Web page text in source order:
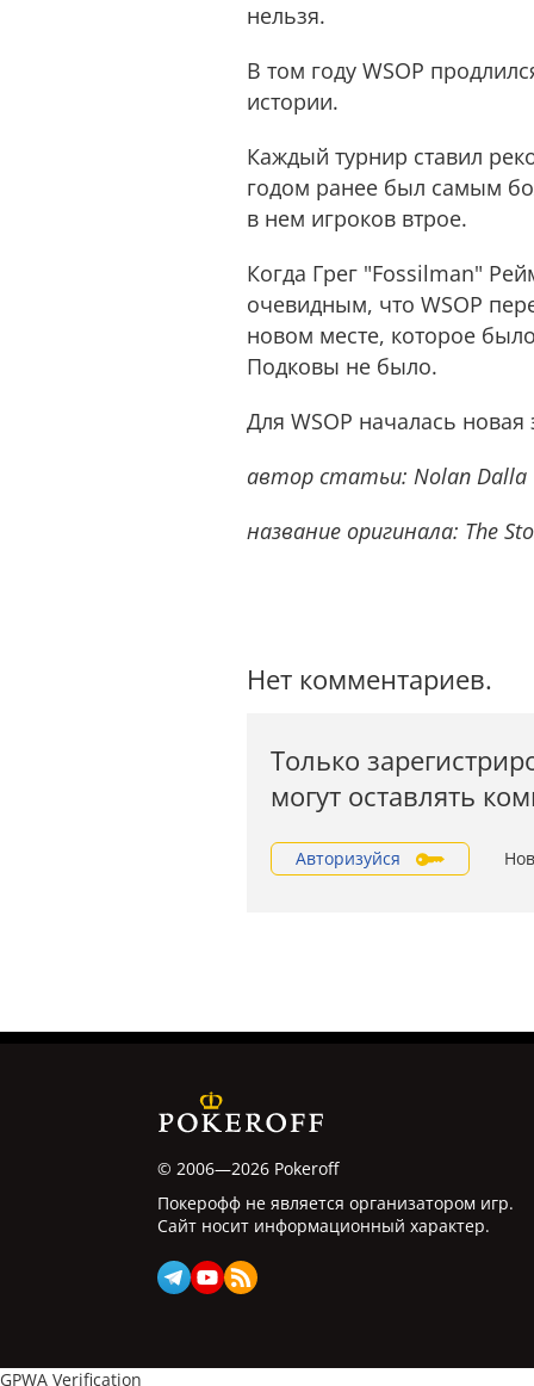
нельзя.
В том году WSOP
истории.
Каждый турнир ставил
годом ранее был самым
в нем игроков втрое.
Когда Грег "Fossilman"
очевидным, что WSOP
новом месте, которое
Подковы не было.
Для WSOP началась новая
автор cтатьи: Nolan Dalla
название оригинала: The
Нет комментариев.
Только
могут оставлять
Авторизуйся
© 2006—2026 Pokeroff
Покерофф не является организатором игр.
Сайт носит информационный характер.
GPWA Verification